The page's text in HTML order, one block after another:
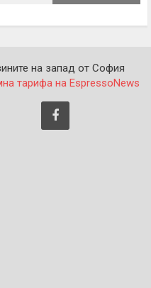
на запад от София
тарифа на EspressoNews